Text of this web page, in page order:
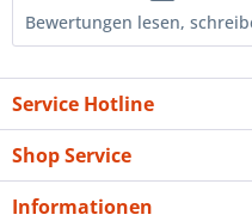
Bewertungen lesen,
Service Hotline
Shop Service
Informationen